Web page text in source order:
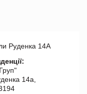
Руденка 14А
14а,